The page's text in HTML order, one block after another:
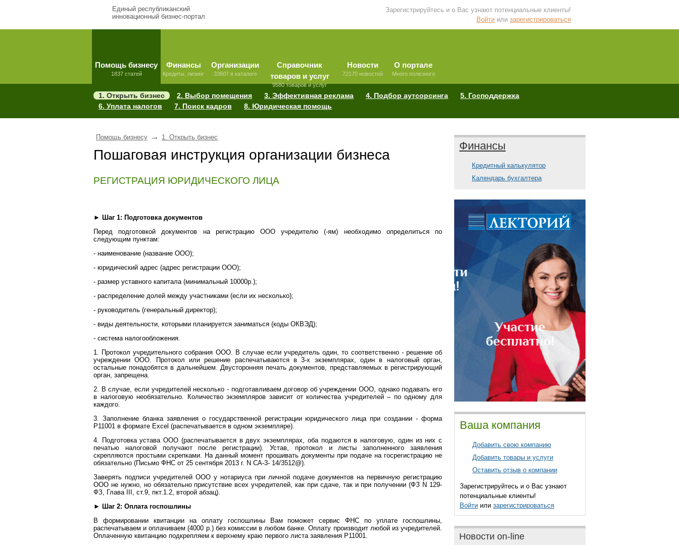
Единый республиканский
инновационный бизнес-портал
Зарегистрируйтесь и о Вас узнают потенциальные клиенты!
Войти или зарегистрироваться
Помощь бизнесу
1837 статей
Финансы
Кредиты, лизинг
Организации
33607 в каталоге
Справочник
товаров и услуг
9580 товаров и услуг
Новости
72170 новостей
О портале
Много полезного
1. Открыть бизнес 2. Выбор помещения 3. Эффективная реклама 4. Подбор аутсорсинга
5. Господдержка
6. Уплата налогов
7. Поиск кадров 8. Юридическая помощь
Помощь бизнесу → 1. Открыть бизнес
Пошаговая инструкция организации бизнеса
РЕГИСТРАЦИЯ ЮРИДИЧЕСКОГО ЛИЦА
► Шаг 1: Подготовка документов
Перед подготовкой документов на регистрацию ООО учредителю (-ям) необходимо определиться по
следующим пунктам:
- наименование (название ООО);
- юридический адрес (адрес регистрации ООО);
- размер уставного капитала (минимальный 10000р.);
- распределение долей между участниками (если их несколько);
- руководитель (генеральный директор);
- виды деятельности, которыми планируется заниматься (коды ОКВЭД);
- система налогообложения.
1. Протокол учредительного собрания ООО. В случае если учредитель один, то соответственно - решение об
учреждении ООО. Протокол или решение распечатываются в 3-х экземплярах, один в налоговый орган,
остальные понадобятся в дальнейшем. Двусторонняя печать документов, представляемых в регистрирующий
орган, запрещена.
2. В случае, если учредителей несколько - подготавливаем договор об учреждении ООО, однако подавать его
в налоговую необязательно. Количество экземпляров зависит от количества учредителей – по одному для
каждого.
3. Заполнение бланка заявления о государственной регистрации юридического лица при создании - форма
P11001 в формате Excel (распечатывается в одном экземпляре).
4. Подготовка устава ООО (распечатывается в двух экземплярах, оба подаются в налоговую, один из них с
печатью налоговой получают после регистрации). Устав, протокол и листы заполненного заявления
скрепляются простыми скрепками. На данный момент прошивать документы при подаче на госрегистрацию не
обязательно (Письмо ФНС от 25 сентября 2013 г. N СА-3- 14/3512@).
Заверять подписи учредителей ООО у нотариуса при личной подаче документов на первичную регистрацию
ООО не нужно, но обязательно присутствие всех учредителей, как при сдаче, так и при получении (ФЗ N 129-
ФЗ, Глава III, ст.9, пкт.1.2, второй абзац).
► Шаг 2: Оплата госпошлины
В формировании квитанции на оплату госпошлины Вам поможет сервис ФНС по уплате госпошлины,
распечатываем и оплачиваем (4000 р.) без комиссии в любом банке. Оплату производит любой из учредителей.
Оплаченную квитанцию подкрепляем к верхнему краю первого листа заявления P11001.
Финансы
Кредитный калькулятор
Календарь бухгалтера
Ваша компания
Добавить свою компанию
Добавить товары и услуги
Оставить отзыв о компании
Зарегистрируйтесь и о Вас узнают
потенциальные клиенты!
Войти или зарегистрироваться
Новости on-line